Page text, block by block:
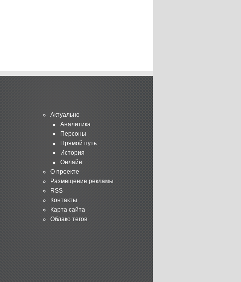
Актуально
Аналитика
Персоны
Прямой путь
История
Онлайн
О проекте
Размещение рекламы
RSS
Контакты
Карта сайта
Облако тегов